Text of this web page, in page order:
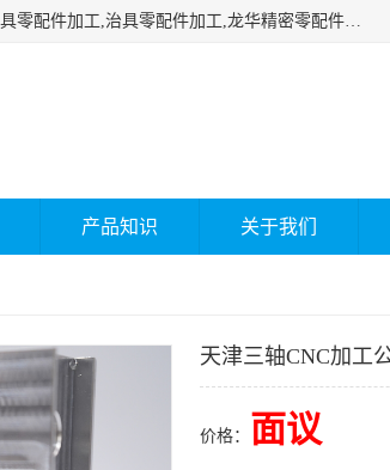
深圳市瑞通精密机械有限公司主要承接深圳精密零配件加工,非标零部配件加工,家具零配件加工,治具零配件加工,龙华精密零配件加工等各种各种精密机械加工，欢迎来来电咨询！
产品知识 关于我们
天津三轴CNC加工
价格： 面议